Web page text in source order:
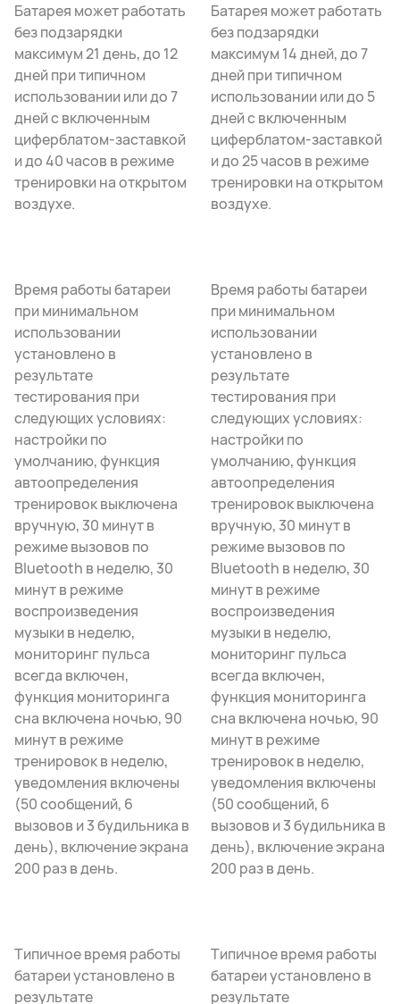
Батарея может работать
без подзарядки
максимум 21 день, до 12
дней при типичном
использовании или до 7
дней с включенным
циферблатом-заставкой
и до 40 часов в режиме
тренировки на открытом
воздухе.
Время работы батареи
при минимальном
использовании
установлено в
результате
тестирования при
следующих условиях:
настройки по
умолчанию, функция
автоопределения
тренировок выключена
вручную, 30 минут в
режиме вызовов по
Bluetooth в неделю, 30
минут в режиме
воспроизведения
музыки в неделю,
мониторинг пульса
всегда включен,
функция мониторинга
сна включена ночью, 90
минут в режиме
тренировок в неделю,
уведомления включены
(50 сообщений, 6
вызовов и 3 будильника в
день), включение экрана
200 раз в день.
Типичное время работы
батареи установлено в
результате
Батарея может работать
без подзарядки
максимум 14 дней, до 7
дней при типичном
использовании или до 5
дней с включенным
циферблатом-заставкой
и до 25 часов в режиме
тренировки на открытом
воздухе.
Время работы батареи
при минимальном
использовании
установлено в
результате
тестирования при
следующих условиях:
настройки по
умолчанию, функция
автоопределения
тренировок выключена
вручную, 30 минут в
режиме вызовов по
Bluetooth в неделю, 30
минут в режиме
воспроизведения
музыки в неделю,
мониторинг пульса
всегда включен,
функция мониторинга
сна включена ночью, 90
минут в режиме
тренировок в неделю,
уведомления включены
(50 сообщений, 6
вызовов и 3 будильника в
день), включение экрана
200 раз в день.
Типичное время работы
батареи установлено в
результате